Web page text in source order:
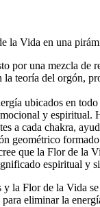
la Vida en una
por una mezcla de
la teoría del orgón,
ubicados en
y
a cada chakra,
geométrico
que la Flor de la
espiritual y
la Flor de la Vida
eliminar la